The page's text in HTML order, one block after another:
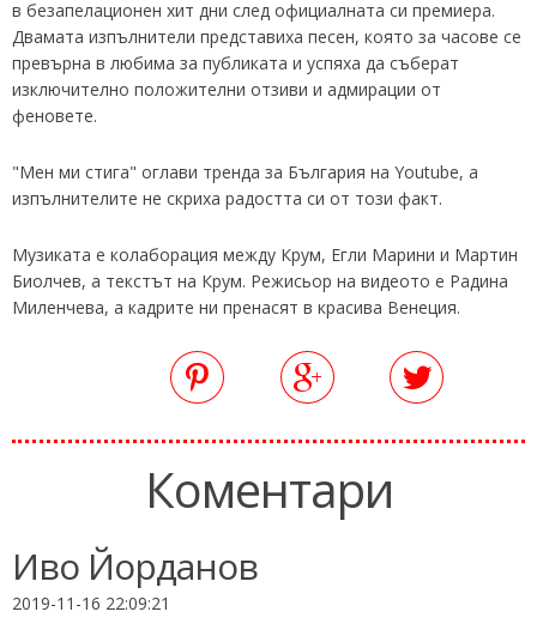
в безапелационен хит дни след официалната си премиера.
Двамата изпълнители представиха песен, която за часове се
превърна в любима за публиката и успяха да съберат
изключително положителни отзиви и адмирации от
феновете.
"Мен ми стига" оглави тренда за България на Youtube, а
изпълнителите не скриха радостта си от този факт.
Музиката е колаборация между Крум, Егли Марини и Мартин
Биолчев, а текстът на Крум. Режисьор на видеото е Радина
Миленчева, а кадрите ни пренасят в красива Венеция.
Коментари
Иво Йорданов
2019-11-16 22:09:21